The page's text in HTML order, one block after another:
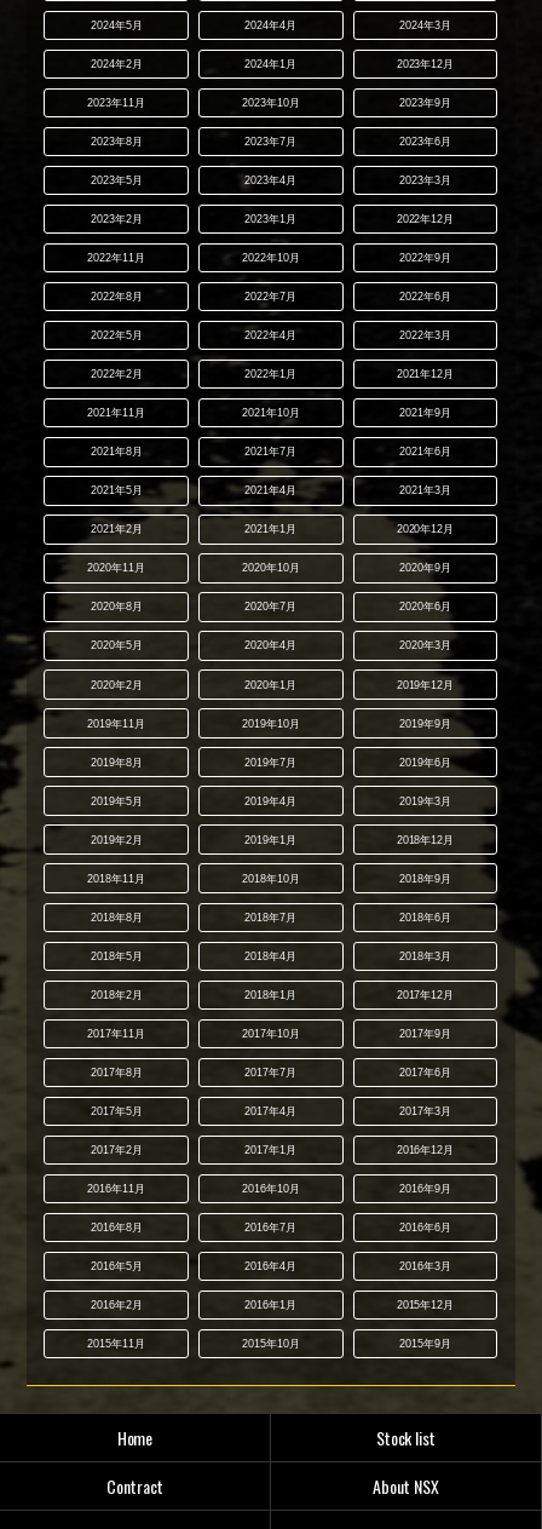
2024年5月 2024年4月 2024年3月
2024年2月 2024年1月 2023年12月
2023年11月 2023年10月 2023年9月
2023年8月 2023年7月 2023年6月
2023年5月 2023年4月 2023年3月
2023年2月 2023年1月 2022年12月
2022年11月 2022年10月 2022年9月
2022年8月 2022年7月 2022年6月
2022年5月 2022年4月 2022年3月
2022年2月 2022年1月 2021年12月
2021年11月 2021年10月 2021年9月
2021年8月 2021年7月 2021年6月
2021年5月 2021年4月 2021年3月
2021年2月 2021年1月 2020年12月
2020年11月 2020年10月 2020年9月
2020年8月 2020年7月 2020年6月
2020年5月 2020年4月 2020年3月
2020年2月 2020年1月 2019年12月
2019年11月 2019年10月 2019年9月
2019年8月 2019年7月 2019年6月
2019年5月 2019年4月 2019年3月
2019年2月 2019年1月 2018年12月
2018年11月 2018年10月 2018年9月
2018年8月 2018年7月 2018年6月
2018年5月 2018年4月 2018年3月
2018年2月 2018年1月 2017年12月
2017年11月 2017年10月 2017年9月
2017年8月 2017年7月 2017年6月
2017年5月 2017年4月 2017年3月
2017年2月 2017年1月 2016年12月
2016年11月 2016年10月 2016年9月
2016年8月 2016年7月 2016年6月
2016年5月 2016年4月 2016年3月
2016年2月 2016年1月 2015年12月
2015年11月 2015年10月 2015年9月
Home
Stock list
Contract
About NSX